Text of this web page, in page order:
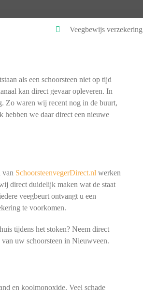
Veegbewijs verzekering
als een schoorsteen niet op tijd
kan direct gevaar opleveren. In
Zo waren wij recent nog in de buurt,
hebben we daar direct een nieuwe
van SchoorsteenvegerDirect.nl werken
direct duidelijk maken wat de staat
veegbeurt ontvangt u een
te voorkomen.
tijdens het stoken? Neem direct
uw schoorsteen in Nieuwveen.
en koolmonoxide. Veel schade